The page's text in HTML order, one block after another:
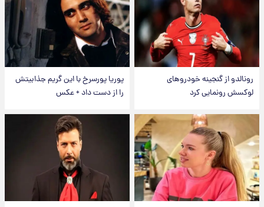
رونالدو از گنجینه خودروهای
لوکسش رونمایی کرد
پوریا پورسرخ با این گریم جذابیتش
را از دست داد + عکس